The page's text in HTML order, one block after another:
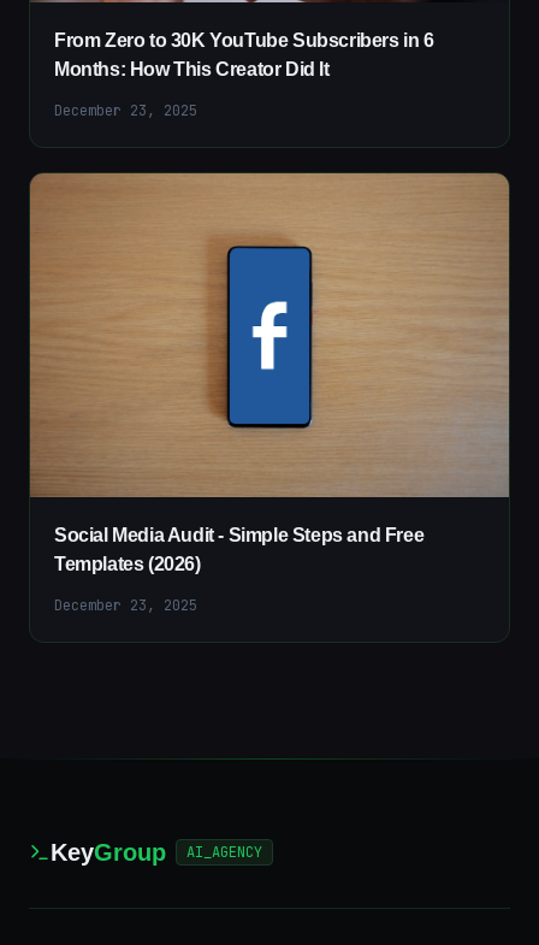
From Zero to 30K YouTube Subscribers in 6
Months: How This Creator Did It
December 23, 2025
Social Media Audit - Simple Steps and Free
Templates (2026)
December 23, 2025
KeyGroup AI_AGENCY